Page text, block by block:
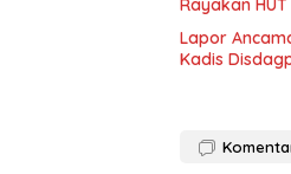
Rayakan
Lapor
Kadis